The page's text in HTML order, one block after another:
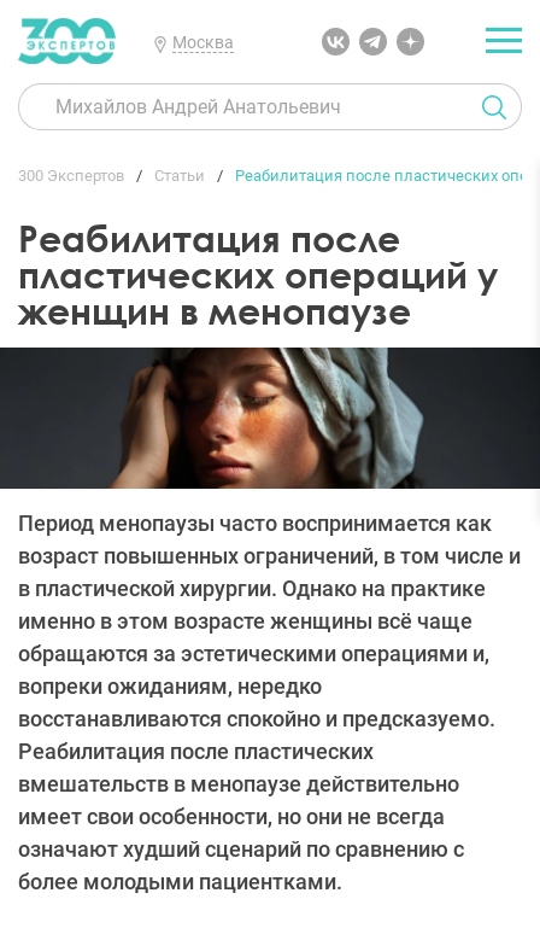
Москва
300 Экспертов Статьи Реабилитация после пластических
Реабилитация после
пластических операций у
женщин в менопаузе
Период менопаузы часто воспринимается как
возраст повышенных ограничений, в том числе и
в пластической хирургии. Однако на практике
именно в этом возрасте женщины всё чаще
обращаются за эстетическими операциями и,
вопреки ожиданиям, нередко
восстанавливаются спокойно и предсказуемо.
Реабилитация после пластических
вмешательств в менопаузе действительно
имеет свои особенности, но они не всегда
означают худший сценарий по сравнению с
более молодыми пациентками.